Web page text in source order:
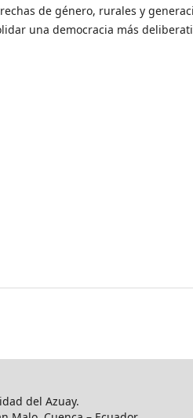
de género, rurales y
una democracia más
del Azuay.